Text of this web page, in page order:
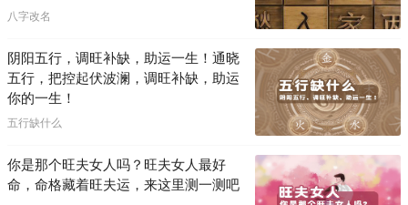
八字改名
阴阳五行，调旺补缺，助运一生！通晓
五行，把控起伏波澜，调旺补缺，助运
你的一生！
五行缺什么
你是那个旺夫女人吗？旺夫女人最好
命，命格藏着旺夫运，来这里测一测吧